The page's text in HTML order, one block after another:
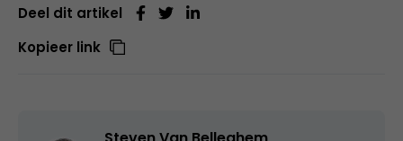
Deel dit artikel
Kopieer link